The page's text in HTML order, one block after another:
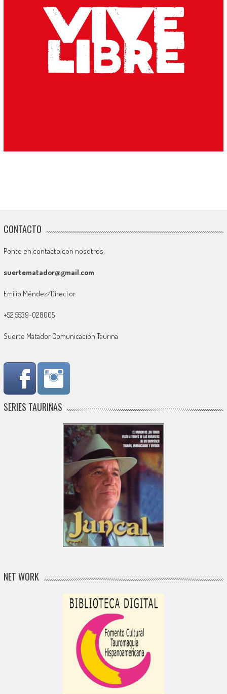
CONTACTO
Ponte en contacto con nosotros:
suertematador@gmail.com
Emilio Méndez/Director
+52 5539-028005
Suerte Matador Comunicación Taurina
SERIES TAURINAS
NET WORK